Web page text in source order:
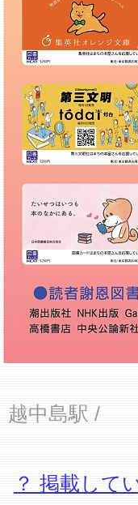
越中島駅 /
？ 掲載して